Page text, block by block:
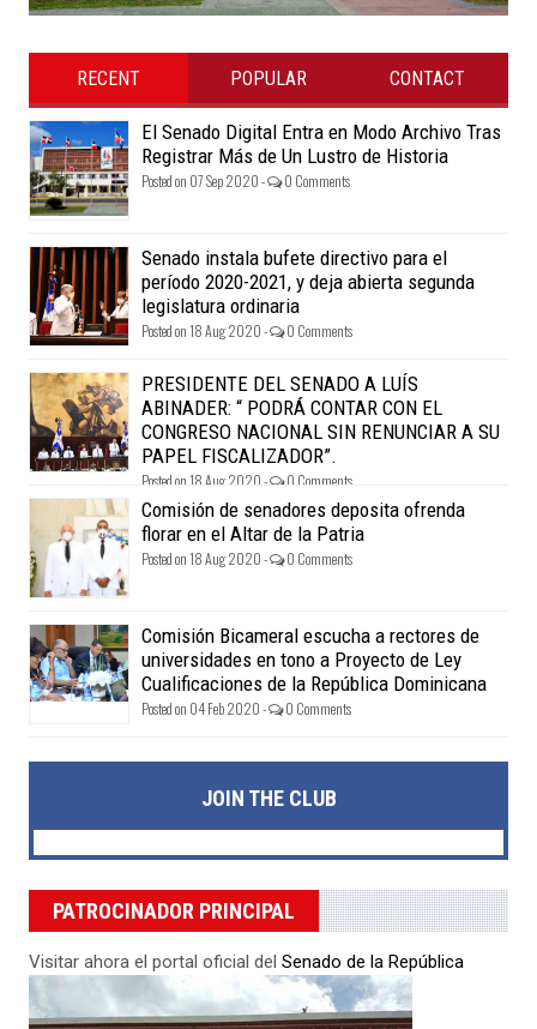
RECENT POPULAR CONTACT
El Senado Digital Entra en Modo Archivo Tras
Registrar Más de Un Lustro de Historia
Posted on 07 Sep 2020 - 0 Comments
Senado instala bufete directivo para el
período 2020-2021, y deja abierta segunda
legislatura ordinaria
Posted on 18 Aug 2020 - 0 Comments
PRESIDENTE DEL SENADO A LUÍS
ABINADER: “ PODRÁ CONTAR CON EL
CONGRESO NACIONAL SIN RENUNCIAR A SU
PAPEL FISCALIZADOR”.
Posted on 18 Aug 2020 - 0 Comments
Comisión de senadores deposita ofrenda
florar en el Altar de la Patria
Posted on 18 Aug 2020 - 0 Comments
Comisión Bicameral escucha a rectores de
universidades en tono a Proyecto de Ley
Cualificaciones de la República Dominicana
Posted on 04 Feb 2020 - 0 Comments
JOIN THE CLUB
PATROCINADOR PRINCIPAL
Visitar ahora el portal oficial del Senado de la República